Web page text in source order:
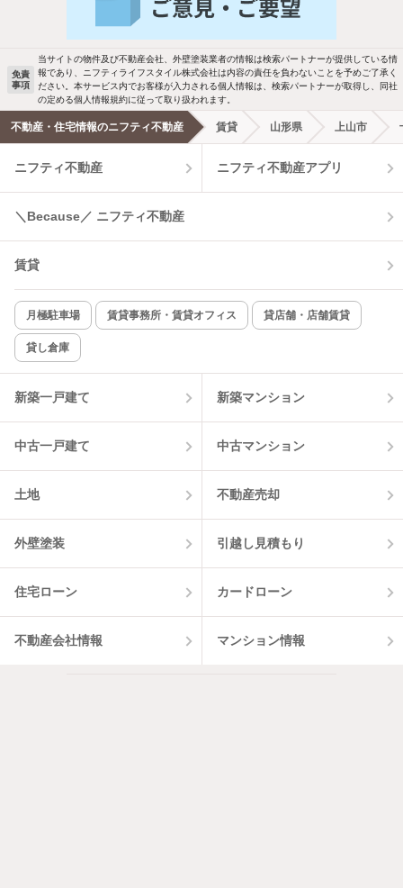
洗濯機置場あり 独立洗面台
エアコンあり 都市ガス
温水洗浄便座 オートロック
コンロ2口以上
新着のみ インターネット無料
該当件数:
2件
検索中の条件の新着物件情報をいち早く
お知らせします
新着メール通知を受け取る
免責
事項
当サイトの物件及び不動産会社、外壁塗装業者の情報は検索パートナーが提供している情
報であり、ニフティライフスタイル株式会社は内容の責任を負わないことを予めご了承く
ださい。本サービス内でお客様が入力される個人情報は、検索パートナーが取得し、同社
の定める個人情報規約に従って取り扱われます。
不動産・住宅情報のニフティ不動産 賃貸 山形県 上山市
ニフティ不動産 ニフティ不動産アプリ
＼Because／ ニフティ不動産
賃貸
月極駐車場 賃貸事務所・賃貸オフィス 貸店舗・店舗賃貸
貸し倉庫
新築一戸建て 新築マンション
中古一戸建て 中古マンション
土地 不動産売却
外壁塗装 引越し見積もり
住宅ローン カードローン
不動産会社情報 マンション情報